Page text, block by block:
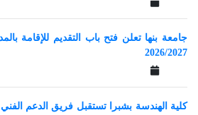
جامعة بنها تعلن فتح باب التقديم للإقامة
2026/2027
كلية الهندسة بشبرا تستقبل فريق الدعم الفني